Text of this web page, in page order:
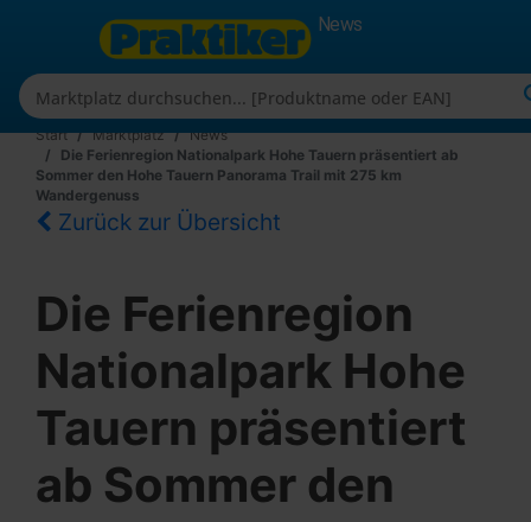
News
Start Marktplatz
News
Die Ferienregion Nationalpark Hohe Tauern präsentiert ab
Sommer den Hohe Tauern Panorama Trail mit 275 km
Wandergenuss
Zurück zur Übersicht
Die Ferienregion
Nationalpark Hohe
Tauern präsentiert
ab Sommer den